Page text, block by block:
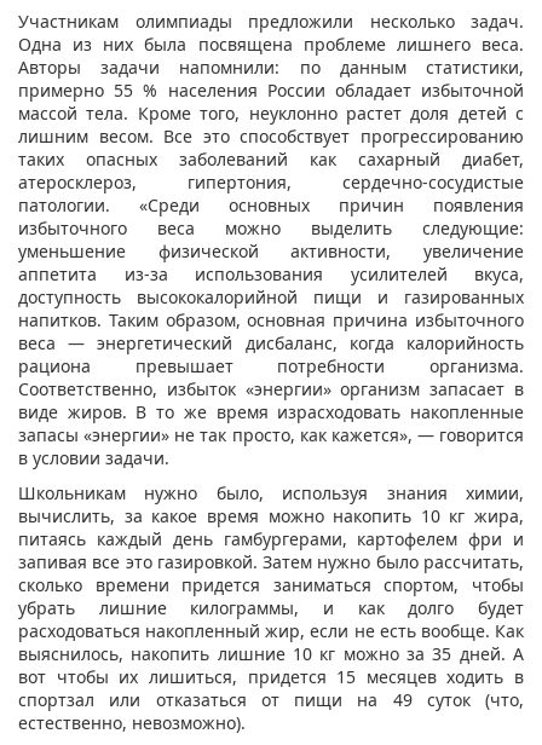
Участникам олимпиады предложили несколько задач.
Одна из них была посвящена проблеме лишнего веса.
Авторы задачи напомнили: по данным статистики,
примерно 55 % населения России обладает избыточной
массой тела. Кроме того, неуклонно растет доля детей с
лишним весом. Все это способствует прогрессированию
таких опасных заболеваний как сахарный диабет,
атеросклероз, гипертония, сердечно-сосудистые
патологии. «Среди основных причин появления
избыточного веса можно выделить следующие:
уменьшение физической активности, увеличение
аппетита из-за использования усилителей вкуса,
доступность высококалорийной пищи и газированных
напитков. Таким образом, основная причина избыточного
веса — энергетический дисбаланс, когда калорийность
рациона превышает потребности организма.
Соответственно, избыток «энергии» организм запасает в
виде жиров. В то же время израсходовать накопленные
запасы «энергии» не так просто, как кажется», — говорится
в условии задачи.
Школьникам нужно было, используя знания химии,
вычислить, за какое время можно накопить 10 кг жира,
питаясь каждый день гамбургерами, картофелем фри и
запивая все это газировкой. Затем нужно было рассчитать,
сколько времени придется заниматься спортом, чтобы
убрать лишние килограммы, и как долго будет
расходоваться накопленный жир, если не есть вообще. Как
выяснилось, накопить лишние 10 кг можно за 35 дней. А
вот чтобы их лишиться, придется 15 месяцев ходить в
спортзал или отказаться от пищи на 49 суток (что,
естественно, невозможно).